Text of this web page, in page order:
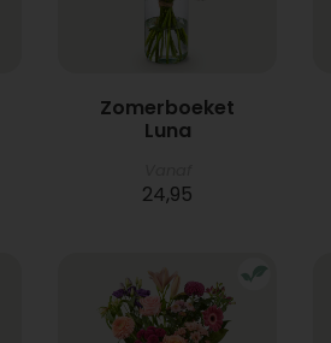
Zomerboeket
Luna
24,95